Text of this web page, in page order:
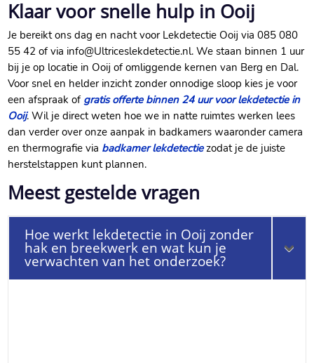
Klaar voor snelle hulp in Ooij
Je bereikt ons dag en nacht voor Lekdetectie Ooij via 085 080
55 42 of via info@Ultriceslekdetectie.nl. We staan binnen 1 uur
bij je op locatie in Ooij of omliggende kernen van Berg en Dal.
Voor snel en helder inzicht zonder onnodige sloop kies je voor
een afspraak of gratis offerte binnen 24 uur voor lekdetectie in
Ooij. Wil je direct weten hoe we in natte ruimtes werken lees
dan verder over onze aanpak in badkamers waaronder camera
en thermografie via badkamer lekdetectiezodat je de juiste
herstelstappen kunt plannen.
Meest gestelde vragen
Hoe werkt lekdetectie in Ooij zonder
hak en breekwerk en wat kun je
verwachten van het onderzoek?